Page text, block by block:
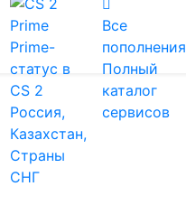
Prime-
статус в
CS 2
Россия,
Казахстан,
Страны
СНГ
Все
пополнения
Полный
каталог
сервисов